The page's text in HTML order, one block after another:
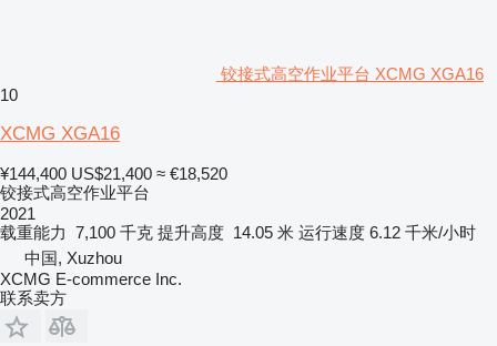
铰接式高空作业平台 XCMG XGA16
10
XCMG XGA16
¥144,400 US$21,400 ≈ €18,520
铰接式高空作业平台
2021
载重能力 7,100 千克 提升高度 14.05 米 运行速度 6.12 千米/小时
中国, Xuzhou
XCMG E-commerce Inc.
联系卖方